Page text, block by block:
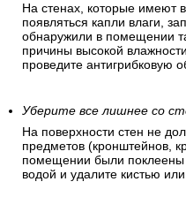
На стенах, которые имеют
появляться капли влаги,
обнаружили в помещении
причины высокой
проведите антигрибковую
Уберите все лишнее со
На поверхности стен не
предметов (кронштейнов,
помещении были поклеены
водой и удалите кистью